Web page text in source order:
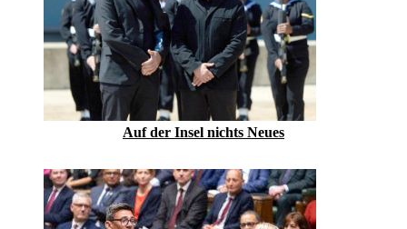
Auf der Insel nichts Neues